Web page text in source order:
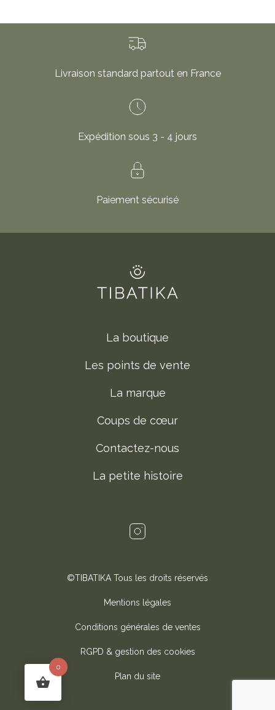
Livraison standard partout en France
Expédition sous 3 - 4 jours
Paiement sécurisé
La boutique
Les points de vente
La marque
Coups de cœur
Contactez-nous
La petite histoire
©TIBATIKA Tous les droits réservés
Mentions légales
Conditions générales de ventes
RGPD & gestion des cookies
Plan du site
0